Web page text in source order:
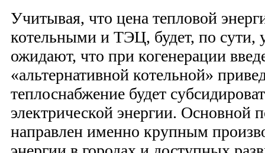
Учитывая, что цена тепловой
котельными и ТЭЦ, будет, по сути,
ожидают, что при когенерации
«альтернативной котельной»
теплоснабжение будет
электрической энергии. Основной
направлен именно крупным